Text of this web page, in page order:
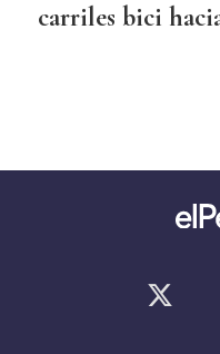
carriles bici